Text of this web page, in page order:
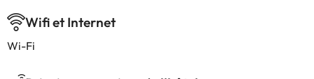
Wifi et Internet
Wi-Fi